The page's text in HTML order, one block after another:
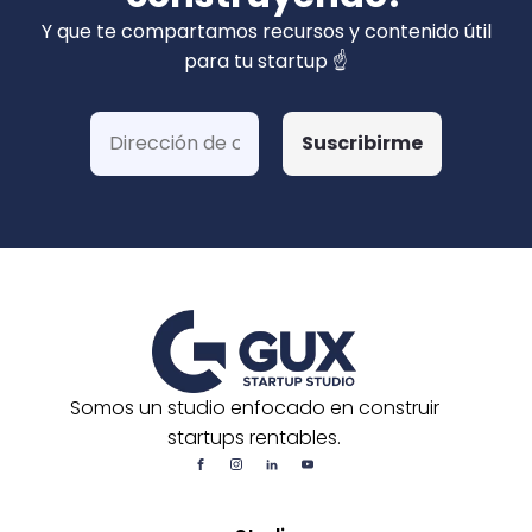
privados). Hemos ganado más de 15 fondos
de Corfo y 3 Startups Chile, además de otras
postulaciones o convocatorias.
Y que te compartamos recursos y contenido útil
para tu startup ☝️
Somos un studio enfocado en construir
startups rentables.